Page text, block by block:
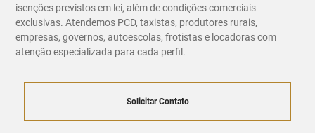
isenções previstos em lei, além de condições comerciais
exclusivas. Atendemos PCD, taxistas, produtores rurais,
empresas, governos, autoescolas, frotistas e locadoras com
atenção especializada para cada perfil.
Solicitar Contato